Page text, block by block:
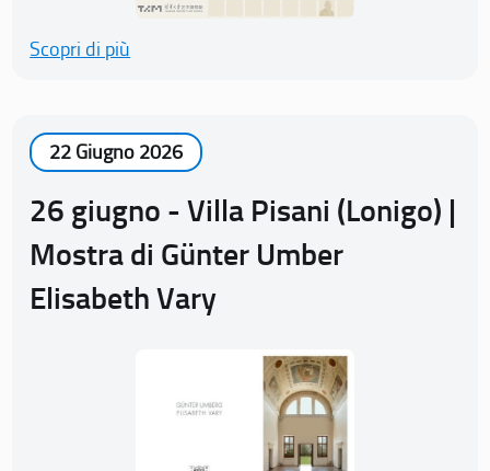
Scopri di più
22 Giugno 2026
26 giugno - Villa Pisani (Lonigo) |
Mostra di Günter Umber
Elisabeth Vary